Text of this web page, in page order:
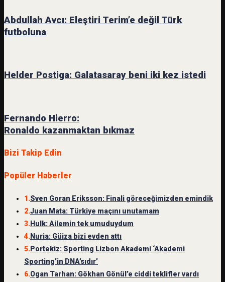
Abdullah Avcı: Eleştiri Terim’e değil Türk
futboluna
Helder Postiga: Galatasaray beni iki kez istedi
Fernando Hierro:
Ronaldo kazanmaktan bıkmaz
Bizi Takip Edin
Popüler Haberler
1.Sven Goran Eriksson: Finali göreceğimizden emindik
2.Juan Mata: Türkiye maçını unutamam
3.Hulk: Ailemin tek umuduydum
4.Nuria: Güiza bizi evden attı
5.Portekiz: Sporting Lizbon Akademi ‘Akademi
Sporting’in DNA’sıdır’
6.Ogan Tarhan: Gökhan Gönül’e ciddi teklifler vardı